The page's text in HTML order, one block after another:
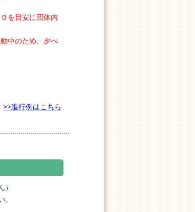
を目安に団体内
中のため、夕べ
>>進行例はこちら